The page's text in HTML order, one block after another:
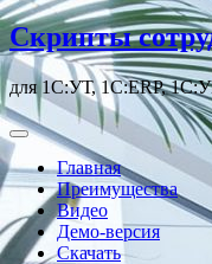
Скрипты
для 1С:УТ, 1С:ERP,
Главная
Преимущества
Видео
Демо-версия
Скачать